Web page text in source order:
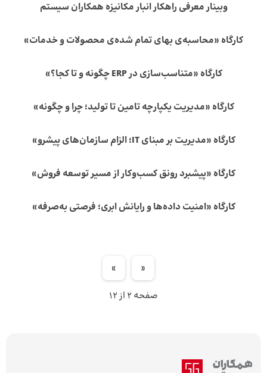
وبینار معرفی راهکار انبار مکانیزه همکاران سیستم
کارگاه «محاسبه‌ی بهای تمام شده‌ی محصولات و خدمات»
کارگاه «متناسب‌سازی در ERP چگونه و تا کجا؟»
کارگاه «مدیریت یکپارچه تامین تا تولید؛ چرا و چگونه»
کارگاه «مدیریت بر مبنای IT؛ الزام سازمان‌های پیشرو»
کارگاه «پیشبرد رونق کسب‌وکار از مسیر توسعه فروش»
کارگاه «امنیت داده‌ها و رایانش ابری؛ فرصتی به‌صرفه»
«
»
صفحه 2 از 12